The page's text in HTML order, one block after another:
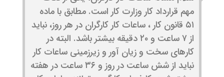
مهم قرارداد کار وزارت کار است. مطابق با ماده
۵۱ قانون کار ، ساعات کار کارگران در هر روز، نباید
از ۷ ساعت و ۲۰ دقیقه بیشتر باشد. البته در
کارهای سخت و زیان آور و زیر‌زمینی ساعات کار
نباید از شش ساعت در روز و ۳۶ ساعت در هفته